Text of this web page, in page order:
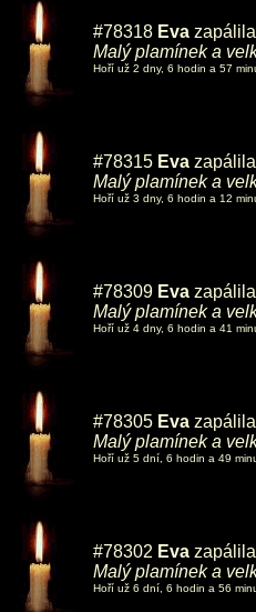
#78318 Eva
Malý plamínek a
Hoří už 2 dny, 6 hodin a 57
#78315 Eva
Malý plamínek a
Hoří už 3 dny, 6 hodin a 12
#78309 Eva
Malý plamínek a
Hoří už 4 dny, 6 hodin a 41
#78305 Eva
Malý plamínek a
Hoří už 5 dní, 6 hodin a 49
#78302 Eva
Malý plamínek a
Hoří už 6 dní, 6 hodin a 56